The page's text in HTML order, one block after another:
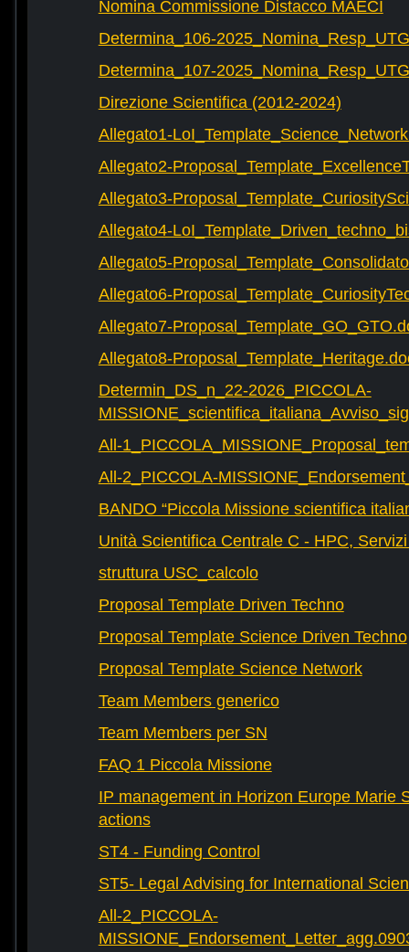
Nomina Commissione Distacco MAECI
Determina_106-
Determina_107-
Direzione Scientifica (2012-2024)
Allegato1-
Allegato2-
Allegato3-
Allegato4-
Allegato5-
Allegato6-
Allegato7-
Allegato8-
Determin_DS_n_22-2026_PICCOLA-
All-
All-2_PICCOLA-
BANDO “Piccola Missione scientifica
Unità Scientifica Centrale C - HPC,
struttura USC_calcolo
Proposal Template Driven Techno
Proposal Template Science Driven Techno
Proposal Template Science Network
Team Members generico
Team Members per SN
FAQ 1 Piccola Missione
IP management in Horizon Europe Marie
actions
ST4 - Funding Control
ST5- Legal Advising for International
All-2_PICCOLA-